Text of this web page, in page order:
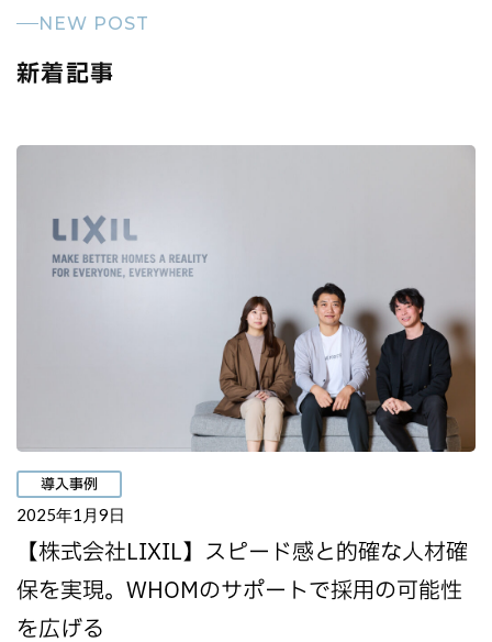
NEW POST
新着記事
導入事例
2025年1月9日
【株式会社LIXIL】スピード感と的確な人材確
保を実現。WHOMのサポートで採用の可能性
を広げる